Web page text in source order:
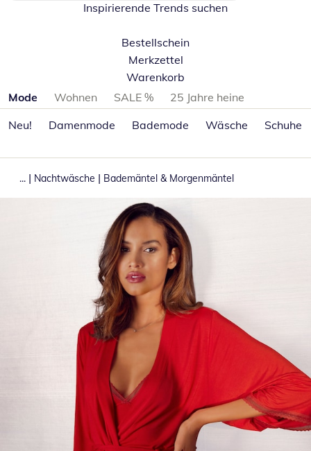
Inspirierende Trends suchen
Bestellschein
Merkzettel
Warenkorb
Produktkategorien überspringen
Mode Wohnen SALE %
25 Jahre heine
Neu!
Damenmode Bademode Wäsche Schuhe
... | Nachtwäsche | Bademäntel & Morgenmäntel